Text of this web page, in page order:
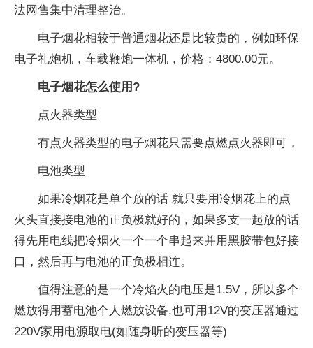
法网售集中清理整治。
电子烟花相较于普通烟花还是比较贵的，例如环保
电子礼炮机，车载鞭炮一体机，价格：4800.00元。
电子烟花怎么使用?
点火器类型
有点火器类型的电子烟花只需要点燃点火器即可，
电池类型
如果冷烟花是单个放的话 就只要用冷烟花上的点
火头直接接电池的正负极就好的，如果多支一起放的话
得先用电线把冷烟火一个一个串起来并用黑胶带包好接
口，然后再与电池的正负极相连。
值得注意的是一个冷焰火的电压是1.5V，所以多个
燃放得用蓄电池个人燃放设备,也可用12V的变压器通过
220V家用电源取电(如随身听的变压器等)